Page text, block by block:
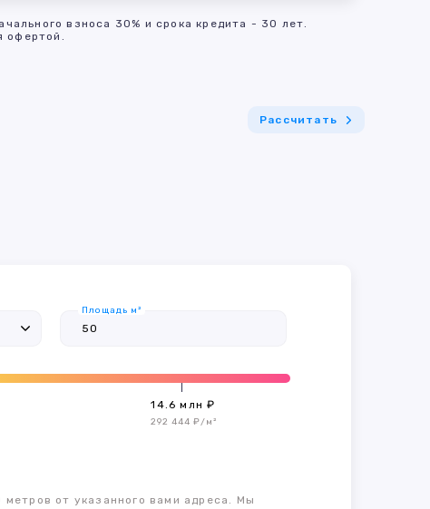
взноса 30% и срока кредита - 30 лет.
офертой.
Рассчитать
Площадь м²
14.6 млн ₽
292 444 ₽/м²
от указанного вами адреса. Мы